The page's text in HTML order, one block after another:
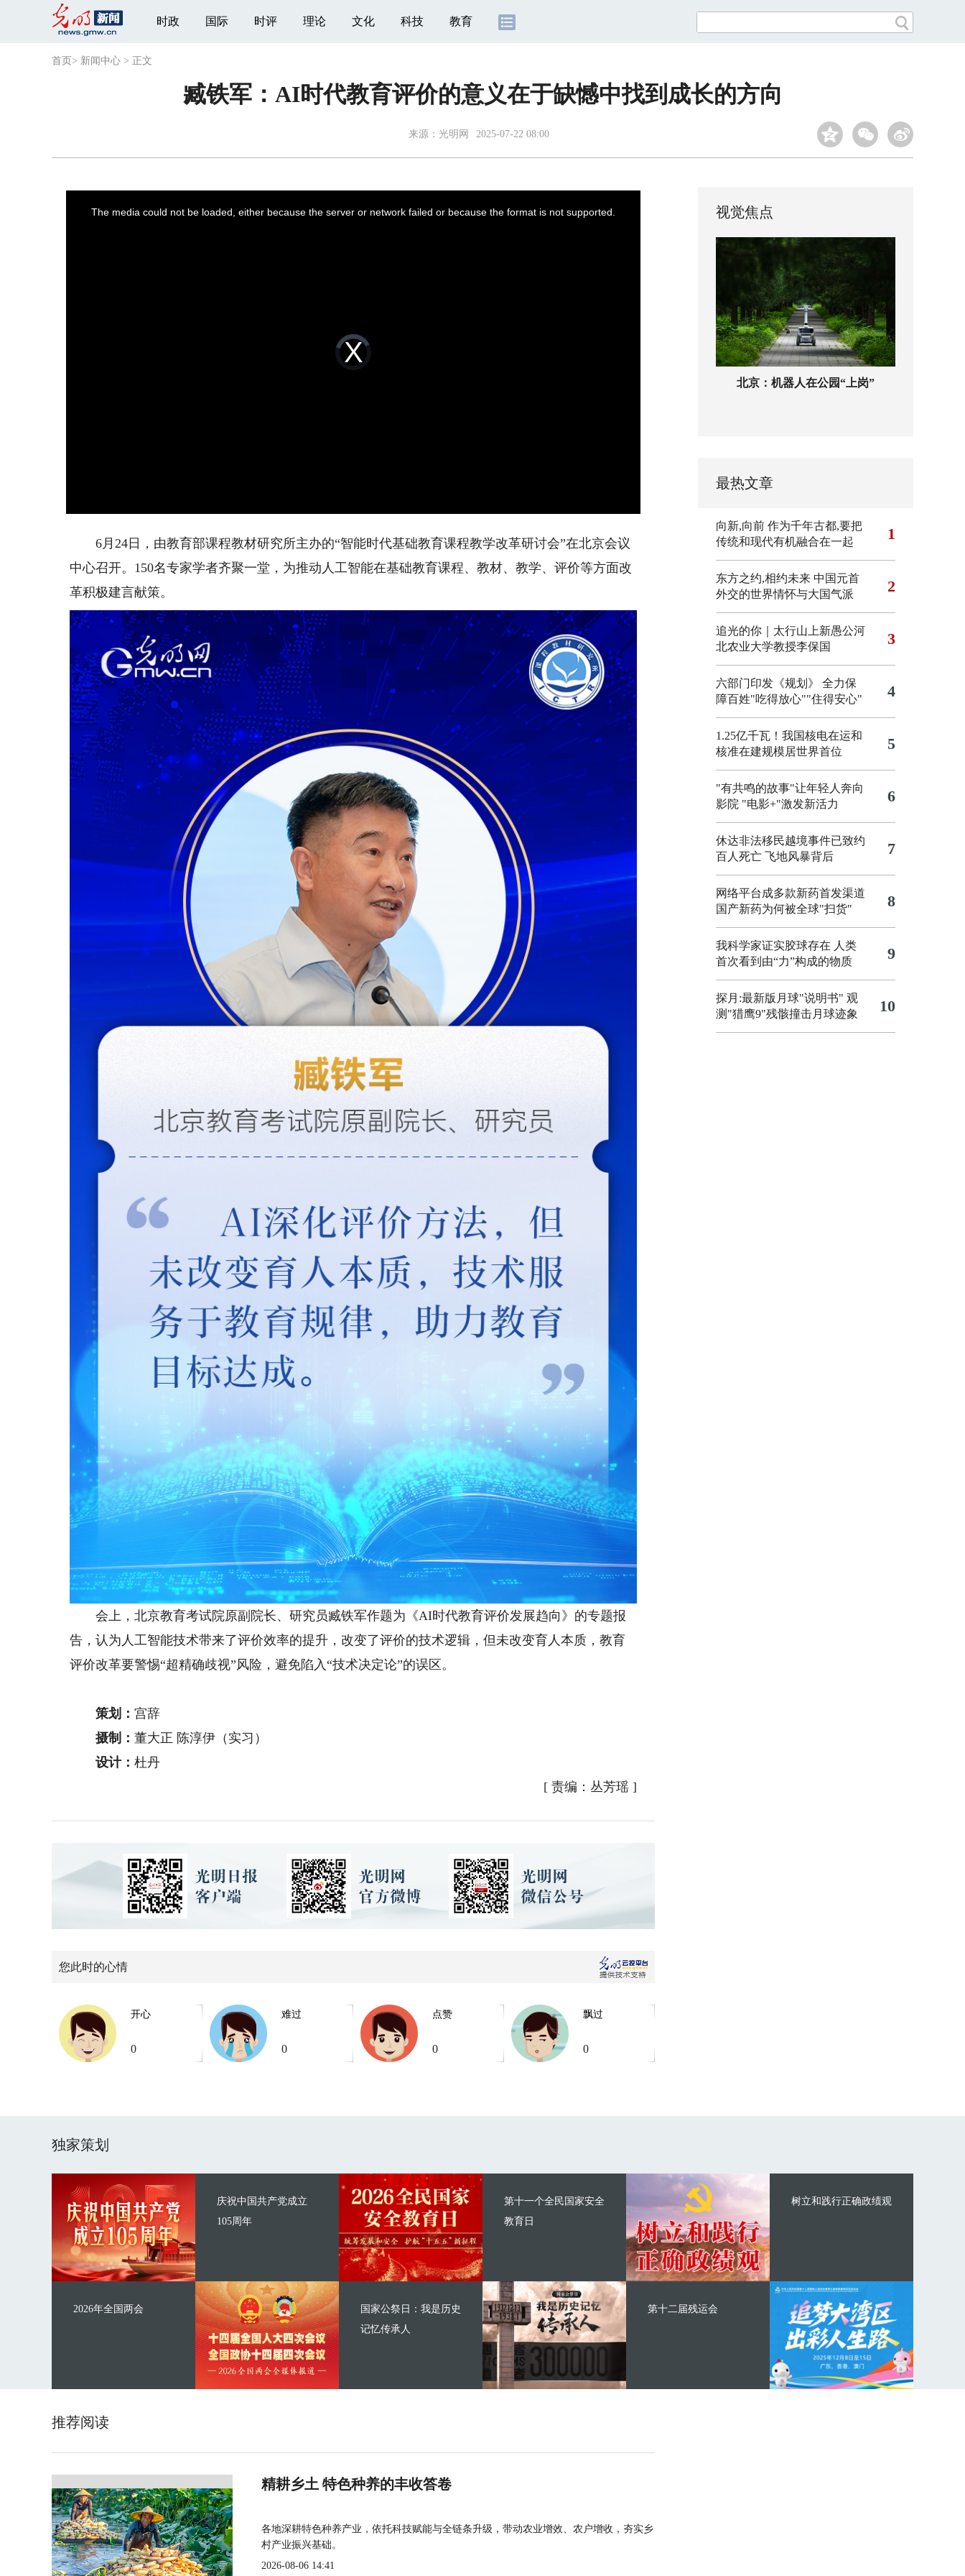
时政 国际 时评 理论 文化 科技 教育
首页 > 新闻中心 > 正文
臧铁军：AI时代教育评价的意义在于缺憾中找到成长的方向
来源： 光明网 2025-07-22 08:00
Video
Player
loading.
The media could not be loaded, either because the server or network failed or because the format is not supported.
6月24日，由教育部课程教材研究所主办的“智能时代基础教育课程教学改革研讨会”在北京会议
中心召开。150名专家学者齐聚一堂，为推动人工智能在基础教育课程、教材、教学、评价等方面改
革积极建言献策。
会上，北京教育考试院原副院长、研究员臧铁军作题为《AI时代教育评价发展趋向》的专题报
告，认为人工智能技术带来了评价效率的提升，改变了评价的技术逻辑，但未改变育人本质，教育
评价改革要警惕“超精确歧视”风险，避免陷入“技术决定论”的误区。
策划：宫辞
摄制：董大正 陈淳伊（实习）
设计：杜丹
[ 责编：丛芳瑶]
您此时的心情
开心
0
难过
0
点赞
0
飘过
0
视觉焦点
北京：机器人在公园“上岗”
最热文章
向新,向前 作为千年古都,要把
传统和现代有机融合在一起
1
东方之约,相约未来 中国元首
外交的世界情怀与大国气派
2
追光的你｜太行山上新愚公河
北农业大学教授李保国
3
六部门印发《规划》 全力保
障百姓"吃得放心""住得安心"
4
1.25亿千瓦！我国核电在运和
核准在建规模居世界首位
5
"有共鸣的故事"让年轻人奔向
影院 "电影+"激发新活力 6
休达非法移民越境事件已致约
百人死亡 飞地风暴背后 7
网络平台成多款新药首发渠道
国产新药为何被全球"扫货"
8
我科学家证实胶球存在 人类
首次看到由“力”构成的物质
9
探月:最新版月球"说明书" 观
测"猎鹰9"残骸撞击月球迹象
10
独家策划
庆祝中国共产党成立
105周年
2026年全国两会
第十一个全民国家安全
教育日
国家公祭日：我是历史
记忆传承人
树立和践行正确政绩观
第十二届残运会
推荐阅读
精耕乡土 特色种养的丰收答卷
各地深耕特色种养产业，依托科技赋能与全链条升级，带动农业增效、农户增收，夯实乡
村产业振兴基础。
2026-08-06 14:41